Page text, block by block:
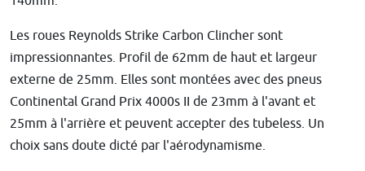
Les roues Reynolds Strike Carbon Clincher sont
impressionnantes. Profil de 62mm de haut et largeur
externe de 25mm. Elles sont montées avec des pneus
Continental Grand Prix 4000s II de 23mm à l'avant et
25mm à l'arrière et peuvent accepter des tubeless. Un
choix sans doute dicté par l'aérodynamisme.